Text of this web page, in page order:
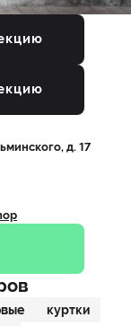
д. 17
куртки